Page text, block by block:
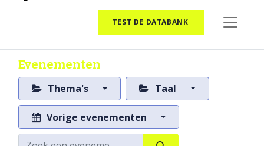
TEST DE DATABANK
Evenementen
Thema's Taal
Vorige evenementen